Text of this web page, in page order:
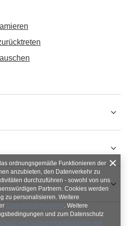
ordnungsgemäße Funktionieren der
anzubieten, den Datenverkehr zu
durchzuführen - sowohl von uns
Partnern. Cookies werden
zu personalisieren. Weitere
Datenschutzhinweise. Weitere
und zum Datenschutz
und Nutzungsbedingungen von